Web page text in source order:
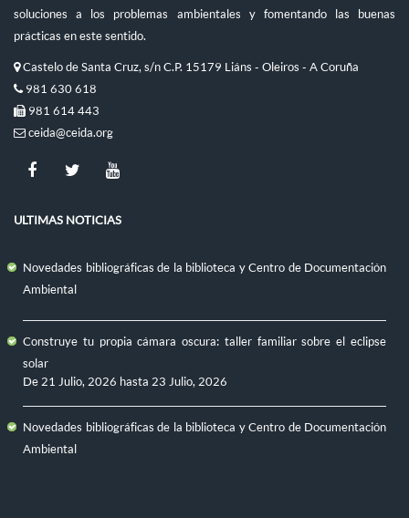
soluciones a los problemas ambientales y fomentando las buenas
prácticas en este sentido.
Castelo de Santa Cruz, s/n C.P. 15179 Liáns - Oleiros - A Coruña
981 630 618
981 614 443
ceida@ceida.org
ULTIMAS NOTICIAS
Novedades bibliográficas de la biblioteca y Centro de Documentación
Ambiental
Construye tu propia cámara oscura: taller familiar sobre el eclipse
solar
De 21 Julio, 2026 hasta 23 Julio, 2026
Novedades bibliográficas de la biblioteca y Centro de Documentación
Ambiental